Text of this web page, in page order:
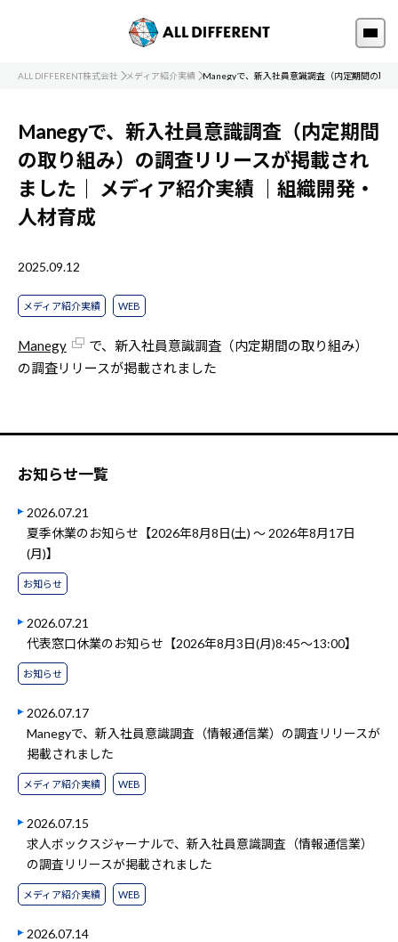
ALL DIFFERENT株式会社 メディア紹介実績 Manegyで、新入社員意識調査（内定期間の取
Manegyで、新入社員意識調査（内定期間
の取り組み）の調査リリースが掲載され
ました｜ メディア紹介実績
｜組織開発・
人材育成
2025.09.12
メディア紹介実績 WEB
Manegy
で、新入社員意識調査（内定期間の取り組み）
の調査リリースが掲載されました
お知らせ一覧
2026.07.21
夏季休業のお知らせ【2026年8月8日(土) ～ 2026年8月17日
(月)】
お知らせ
2026.07.21
代表窓口休業のお知らせ【2026年8月3日(月)8:45～13:00】
お知らせ
2026.07.17
Manegyで、新入社員意識調査（情報通信業）の調査リリースが
掲載されました
メディア紹介実績 WEB
2026.07.15
求人ボックスジャーナルで、新入社員意識調査（情報通信業）
の調査リリースが掲載されました
メディア紹介実績 WEB
2026.07.14